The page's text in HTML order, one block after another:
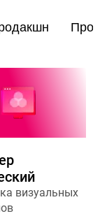
визуальных